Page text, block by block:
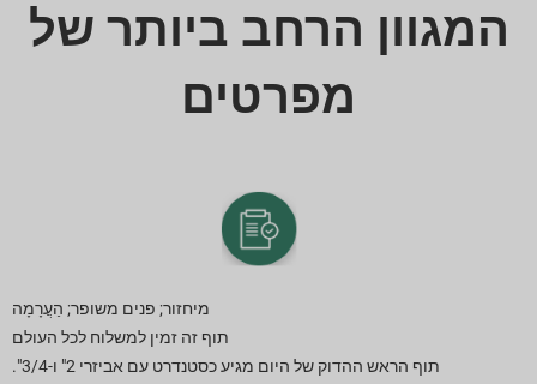
המגוון הרחב ביותר של
מפרטים
מיחזור; פנים משופר; הַעֲרָמָה
תוף זה זמין למשלוח לכל העולם
תוף הראש ההדוק של היום מגיע כסטנדרט עם אביזרי 2" ו-3/4".